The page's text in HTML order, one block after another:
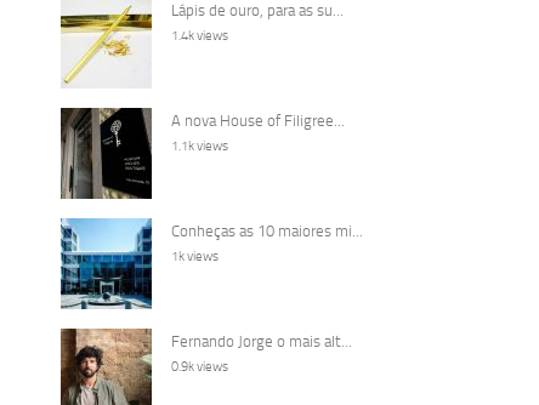
Lápis de ouro, para as su...
1.4k views
A nova House of Filigree...
1.1k views
Conheças as 10 maiores mi...
1k views
Fernando Jorge o mais alt...
0.9k views